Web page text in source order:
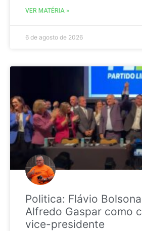
VER MATÉRIA »
6 de agosto de 2026
Politica: Flávio
Alfredo Gaspar como
vice-presidente